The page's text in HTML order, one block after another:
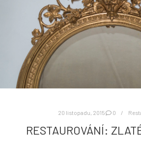
20 listopadu, 2015 0
RESTAUROVÁNÍ: